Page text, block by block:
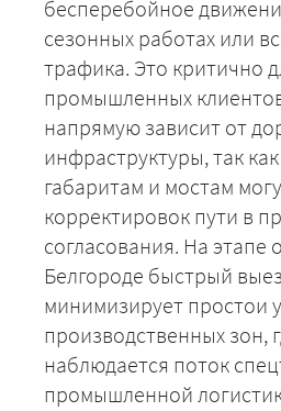
бесперебойное
сезонных работах или
трафика. Это критично
промышленных
напрямую зависит от
инфраструктуры, так
габаритам и мостам
корректировок пути в
согласования. На этапе
Белгороде быстрый
минимизирует простои у
производственных зон,
наблюдается поток
промышленной